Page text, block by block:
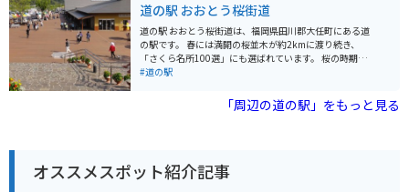
岳や平尾台へのアクセスも良好です。
の駅 いとだは、バイクツーリングの休憩スポットとして
も人気があります。 道の駅には、広い駐車場やトイレが
完備されているので、ツーリング中の休憩に最適です。
周辺には、美しい海岸線が続く糸島半島があるので、ツ
ーリングの目的地にもおすすめです。 糸島は、海産物や
た加工品なども販売されています。 周辺には、二見ヶ浦
道の駅 おおとう桜街道
道の駅 おおとう桜街道は、福岡県田川郡大任町にある道
の駅です。 春には満開の桜並木が約2kmに渡り続き、
「さくら名所100選」にも選ばれています。 桜の時期に
は多くの人で賑わい、屋台などもたくさん出店します。
どが販売されています。 レストランでは、地元の食材を
使った料理を楽しむことができます。 バイク駐車場も完
ンプ場などもあり、観光の拠点としてもおすすめです。
#道の駅
「周辺の道の駅」をもっと見る
オススメスポット紹介記事